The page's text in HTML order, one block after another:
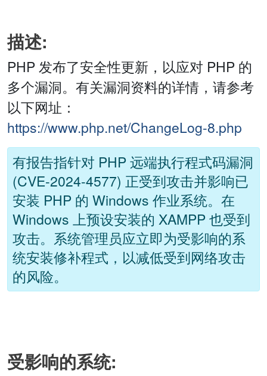
描述:
PHP 发布了安全性更新，以应对 PHP 的
多个漏洞。有关漏洞资料的详情，请参考
以下网址：
https://www.php.net/ChangeLog-8.php
有报告指针对 PHP 远端执行程式码漏洞
(CVE-2024-4577) 正受到攻击并影响已
安装 PHP 的 Windows 作业系统。在
Windows 上预设安装的 XAMPP 也受到
攻击。系统管理员应立即为受影响的系
统安装修补程式，以减低受到网络攻击
的风险。
受影响的系统: